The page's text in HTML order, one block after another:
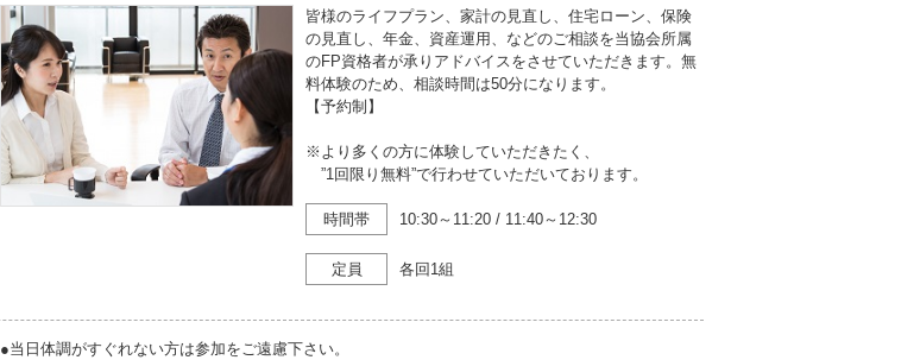
皆様のライフプラン、家計の見直し、住宅ローン、保険
の見直し、年金、資産運用、などのご相談を当協会所属
のFP資格者が承りアドバイスをさせていただきます。無
料体験のため、相談時間は50分になります。
【予約制】
※より多くの方に体験していただきたく、
”1回限り無料”で行わせていただいております。
時間帯 10:30～11:20 / 11:40～12:30
定員 各回1組
●当日体調がすぐれない方は参加をご遠慮下さい。